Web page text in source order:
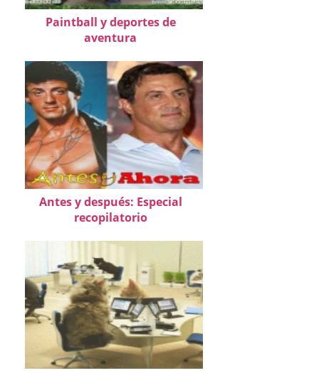
Paintball y deportes de
aventura
Antes y después: Especial
recopilatorio